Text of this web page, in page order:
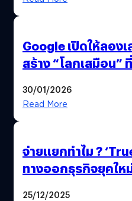
Google เปิดให้ลองเ
สร้าง “โลกเสมือน”
30/01/2026
Read More
จ่ายแยกทำไม ?
ทางออกธุรกิจยุคใหม่
25/12/2025